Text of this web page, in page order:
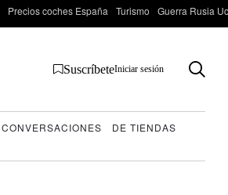
Precios coches España Turismo Guerra Rusia
SuscríbeteIniciar sesión
CONVERSACIONES
DE TIENDAS